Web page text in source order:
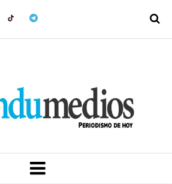
MENU